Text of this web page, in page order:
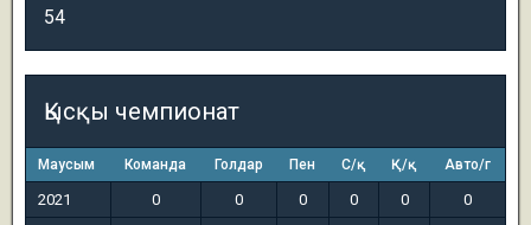
54
Қысқы чемпионат
Маусым Команда Голдар Пен С/қ Қ/қ Авто/г
2021 0 0 0 0 0
0